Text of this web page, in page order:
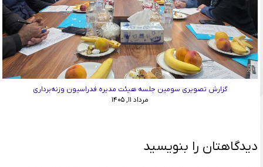
گزارش تصویری سومین جلسه هیئت مدیره فدراسیون وزنه‌برداری
مرداد ۱۱, ۱۴۰۵
دیدگاهتان را بنویسید